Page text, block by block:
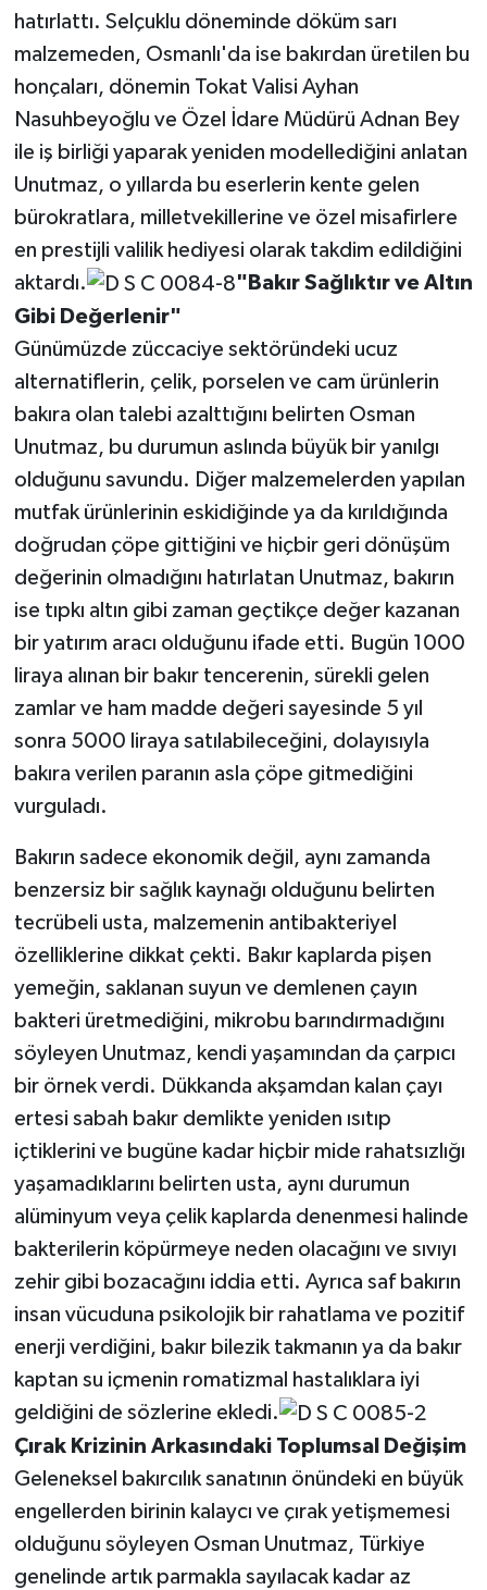
hatırlattı. Selçuklu döneminde döküm sarı
malzemeden, Osmanlı'da ise bakırdan üretilen bu
honçaları, dönemin Tokat Valisi Ayhan
Nasuhbeyoğlu ve Özel İdare Müdürü Adnan Bey
ile iş birliği yaparak yeniden modellediğini anlatan
Unutmaz, o yıllarda bu eserlerin kente gelen
bürokratlara, milletvekillerine ve özel misafirlere
en prestijli valilik hediyesi olarak takdim edildiğini
aktardı.
"Bakır Sağlıktır ve Altın
Gibi Değerlenir"
Günümüzde züccaciye sektöründeki ucuz
alternatiflerin, çelik, porselen ve cam ürünlerin
bakıra olan talebi azalttığını belirten Osman
Unutmaz, bu durumun aslında büyük bir yanılgı
olduğunu savundu. Diğer malzemelerden yapılan
mutfak ürünlerinin eskidiğinde ya da kırıldığında
doğrudan çöpe gittiğini ve hiçbir geri dönüşüm
değerinin olmadığını hatırlatan Unutmaz, bakırın
ise tıpkı altın gibi zaman geçtikçe değer kazanan
bir yatırım aracı olduğunu ifade etti. Bugün 1000
liraya alınan bir bakır tencerenin, sürekli gelen
zamlar ve ham madde değeri sayesinde 5 yıl
sonra 5000 liraya satılabileceğini, dolayısıyla
bakıra verilen paranın asla çöpe gitmediğini
vurguladı.
Bakırın sadece ekonomik değil, aynı zamanda
benzersiz bir sağlık kaynağı olduğunu belirten
tecrübeli usta, malzemenin antibakteriyel
özelliklerine dikkat çekti. Bakır kaplarda pişen
yemeğin, saklanan suyun ve demlenen çayın
bakteri üretmediğini, mikrobu barındırmadığını
söyleyen Unutmaz, kendi yaşamından da çarpıcı
bir örnek verdi. Dükkanda akşamdan kalan çayı
ertesi sabah bakır demlikte yeniden ısıtıp
içtiklerini ve bugüne kadar hiçbir mide rahatsızlığı
yaşamadıklarını belirten usta, aynı durumun
alüminyum veya çelik kaplarda denenmesi halinde
bakterilerin köpürmeye neden olacağını ve sıvıyı
zehir gibi bozacağını iddia etti. Ayrıca saf bakırın
insan vücuduna psikolojik bir rahatlama ve pozitif
enerji verdiğini, bakır bilezik takmanın ya da bakır
kaptan su içmenin romatizmal hastalıklara iyi
geldiğini de sözlerine ekledi.
Çırak Krizinin Arkasındaki Toplumsal Değişim
Geleneksel bakırcılık sanatının önündeki en büyük
engellerden birinin kalaycı ve çırak yetişmemesi
olduğunu söyleyen Osman Unutmaz, Türkiye
genelinde artık parmakla sayılacak kadar az